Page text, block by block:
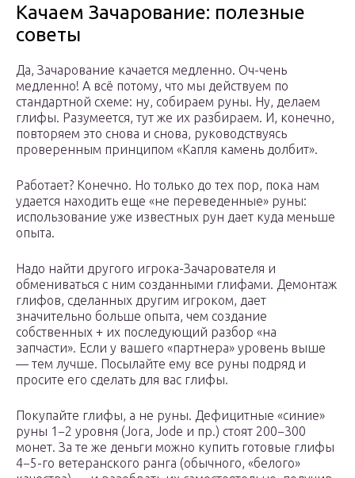
Качаем Зачарование: полезные
советы
Да, Зачарование качается медленно. Оч-чень
медленно! А всё потому, что мы действуем по
стандартной схеме: ну, собираем руны. Ну, делаем
глифы. Разумеется, тут же их разбираем. И, конечно,
повторяем это снова и снова, руководствуясь
проверенным принципом «Капля камень долбит».
Работает? Конечно. Но только до тех пор, пока нам
удается находить еще «не переведенные» руны:
использование уже известных рун дает куда меньше
опыта.
Надо найти другого игрока-Зачарователя и
обмениваться с ним созданными глифами. Демонтаж
глифов, сделанных другим игроком, дает
значительно больше опыта, чем создание
собственных + их последующий разбор «на
запчасти». Если у вашего «партнера» уровень выше
— тем лучше. Посылайте ему все руны подряд и
просите его сделать для вас глифы.
Покупайте глифы, а не руны. Дефицитные «синие»
руны 1−2 уровня (Jora, Jode и пр.) стоят 200−300
монет. За те же деньги можно купить готовые глифы
4−5-го ветеранского ранга (обычного, «белого»